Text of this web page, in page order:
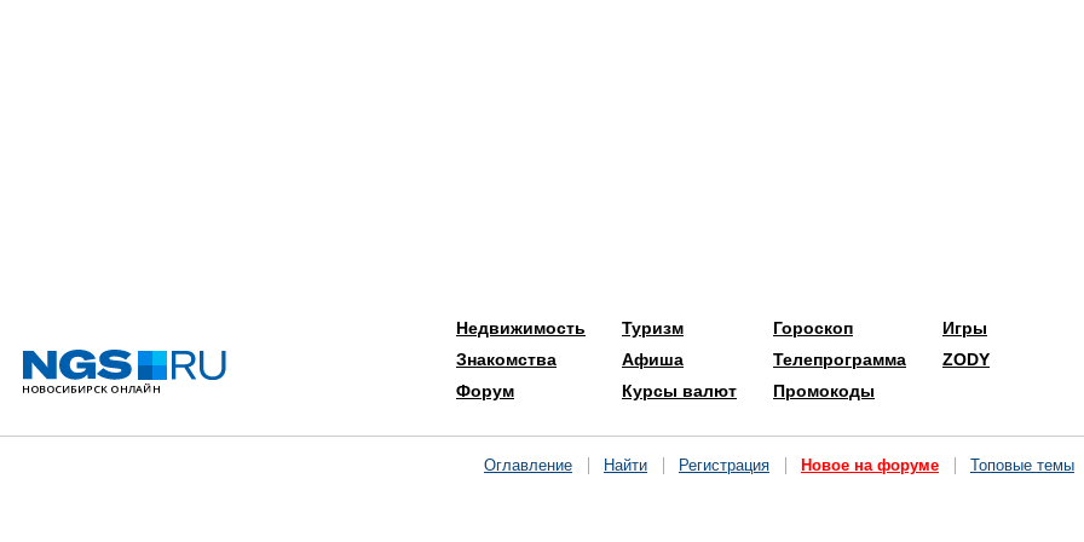
Недвижимость
Знакомства
Форум
Туризм
Афиша
Курсы валют
Гороскоп
Телепрограмма
Промокоды
Игры
ZODY
Оглавление Найти Регистрация Новое на форуме Топовые темы